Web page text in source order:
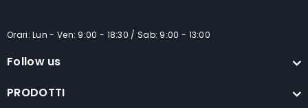
Orari: Lun - Ven: 9:00 - 18:30 / Sab: 9:00 - 13:00
Follow us
PRODOTTI